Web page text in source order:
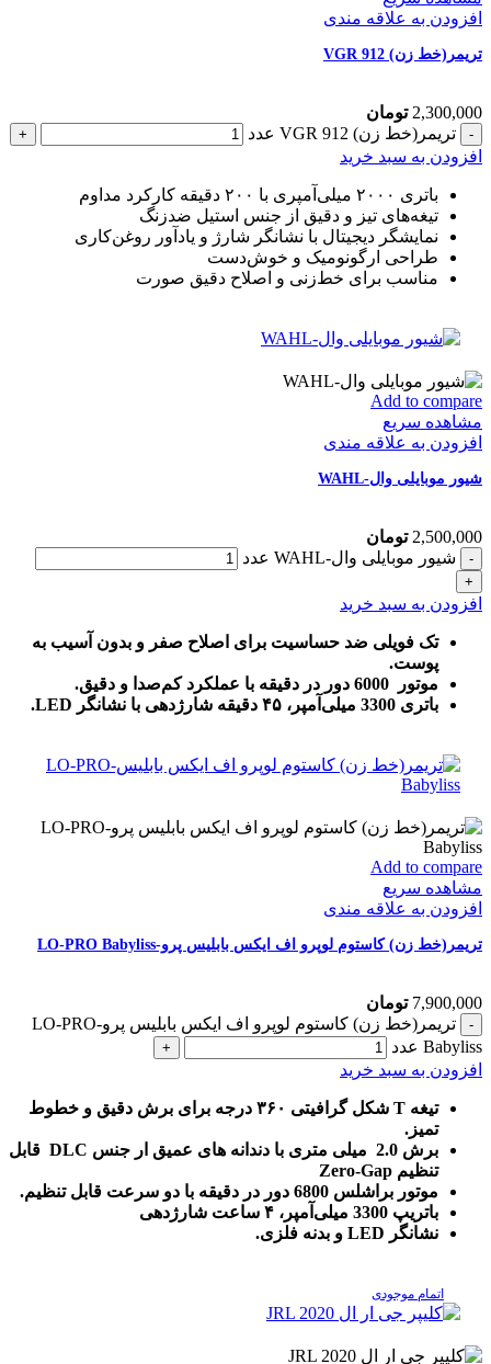
افزودن به علاقه مندی
تریمر(خط زن) VGR 912
2,300,000 تومان
تریمر(خط زن) VGR 912 عدد
افزودن به سبد خرید
باتری ۲۰۰۰ میلی‌آمپری با ۲۰۰ دقیقه کارکرد مداوم
تیغه‌های تیز و دقیق از جنس استیل ضدزنگ
نمایشگر دیجیتال با نشانگر شارژ و یادآور روغن‌کاری
طراحی ارگونومیک و خوش‌دست
مناسب برای خط‌زنی و اصلاح دقیق صورت
Add to compare
مشاهده سریع
افزودن به علاقه مندی
شیور موبایلی وال-WAHL
2,500,000 تومان
شیور موبایلی وال-WAHL عدد
افزودن به سبد خرید
تک فویلی ضد حساسیت برای اصلاح صفر و بدون آسیب به
پوست.
موتور 6000 دور در دقیقه با عملکرد کم‌صدا و دقیق.
باتری 3300 میلی‌آمپر، ۴۵ دقیقه شارژدهی با نشانگر LED.
Add to compare
مشاهده سریع
افزودن به علاقه مندی
تریمر(خط زن) کاستوم لوپرو اف ایکس بابلیس پرو-LO-PRO Babyliss
7,900,000 تومان
تریمر(خط زن) کاستوم لوپرو اف ایکس بابلیس پرو-LO-PRO
Babyliss عدد
افزودن به سبد خرید
تیغه T شکل گرافیتی ۳۶۰ درجه برای برش دقیق و خطوط
تمیز.
برش 2.0 میلی متری با دندانه های عمیق ار جنس DLC قابل
تنظیم Zero-Gap
موتور براشلس 6800 دور در دقیقه با دو سرعت قابل تنظیم.
باتریپ 3300 میلی‌آمپر، ۴ ساعت شارژدهی
نشانگر LED و بدنه فلزی.
اتمام موجودی